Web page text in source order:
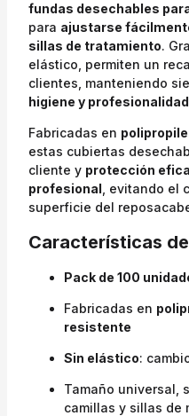
fundas desechables
para ajustarse
sillas de tratamiento.
elástico, permiten un
clientes, manteniendo
higiene y profesionalidad
Fabricadas en
estas cubiertas
cliente y protección
profesional , evitando el
superficie del
Características
Pack de 100
Fabricadas en
resistente
Sin elástico:
Tamaño universal,
camillas y sillas de